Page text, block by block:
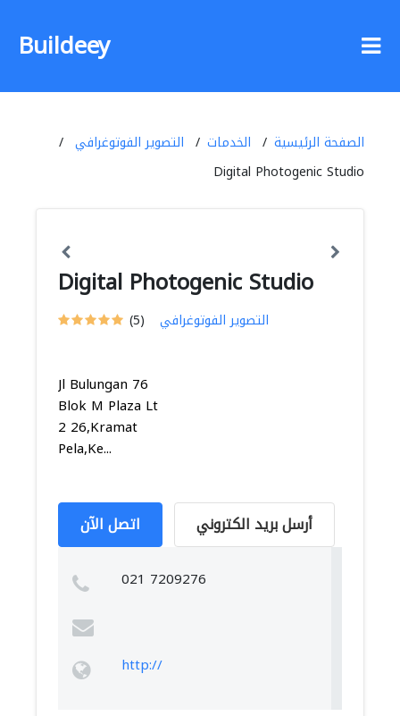
Buildeey
الصفحة الرئيسية الخدمات
التصوير الفوتوغرافي
Digital Photogenic Studio
Digital Photogenic Studio
(5) التصوير الفوتوغرافي
Jl Bulungan 76
Blok M Plaza Lt
2 26,Kramat
Pela,Ke...
اتصل الآن أرسل بريد الكتروني
021 7209276
http://